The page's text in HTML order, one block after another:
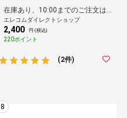
ト
在庫あり、10:00までのご注文は最短即日発送
エレコムダイレクトショップ
2,400 円 (税込)
220ポイント
(2件)
8